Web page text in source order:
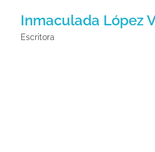
Inmaculada López
Escritora